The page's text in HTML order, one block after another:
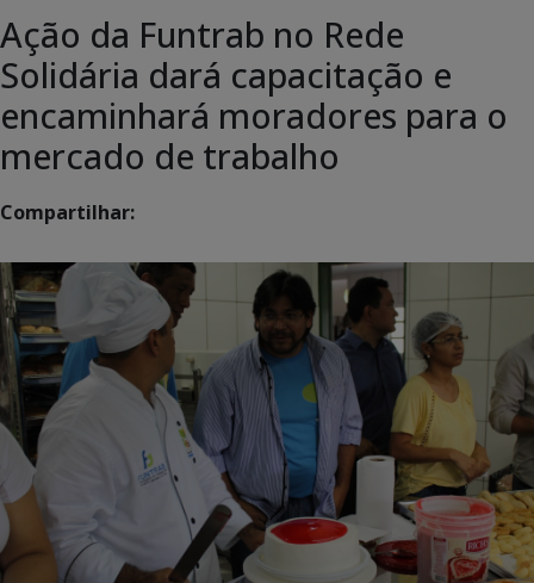
Ação da Funtrab no Rede
Solidária dará capacitação e
encaminhará moradores para o
mercado de trabalho
Compartilhar: